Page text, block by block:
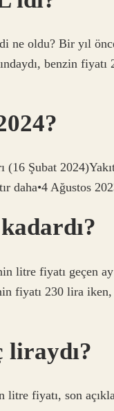
ne oldu? Bir yıl
benzin fiyatı
(16 Şubat
daha•4 Ağustos
litre fiyatı geçen
fiyatı 230 lira iken,
liraydı?
fiyatı, son